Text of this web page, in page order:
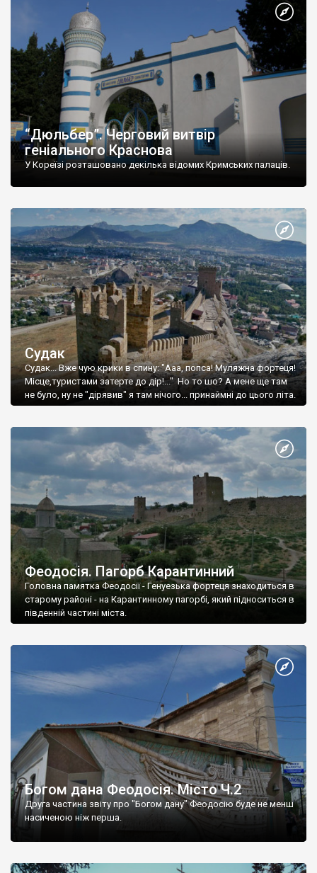
“Дюльбер”. Черговий витвір
геніального Краснова
У Кореїзі розташовано декілька відомих Кримських палаців.
Судак
Судак... Вже чую крики в спину: "Ааа, попса! Муляжна фортеця!
Місце,туристами затерте до дір!..." Но то шо? А мене ще там
не було, ну не "дірявив" я там нічого... принаймні до цього літа.
Феодосія. Пагорб Карантинний
Головна памятка Феодосії - Генуезька фортеця знаходиться в
старому районі - на Карантинному пагорбі, який підноситься в
південній частині міста.
Богом дана Феодосія. Місто Ч.2
Друга частина звіту про "Богом дану" Феодосію буде не менш
насиченою ніж перша.